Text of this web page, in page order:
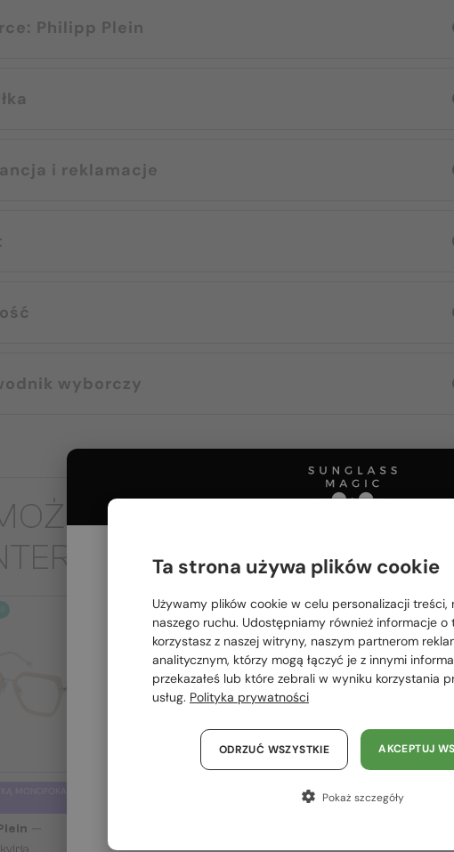
O marce: Philipp Plein
i reklamacje
wyborczy
CIĘ RÓWNIEŻ
2-4 DNI
Z SOCZEWKĄ MONOFOKALNĄ PLUS
2-4 DNI
Z SOCZEWKĄ
275 PLN
Proszę wybierz z listy odpowiedni dla
Polska / PL
România / RO
Magyarország / HU
Austria / AT
Francja / FR
Ta strona używa plików cookie
Używamy plików cookie w celu personalizacji treści,
naszego ruchu. Udostępniamy również informacje o
korzystasz z naszej witryny, naszym partnerom
analitycznym, którzy mogą łączyć je z innymi
przekazałeś lub które zebrali w wyniku korzystania
usług. Polityka prywatności
AKCEPTUJ
ODRZUĆ WSZYSTKIE
Pokaż szczegóły